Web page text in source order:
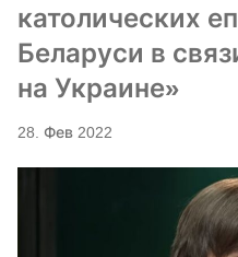
католических
Беларуси в
на Украине»
28. Фев 2022